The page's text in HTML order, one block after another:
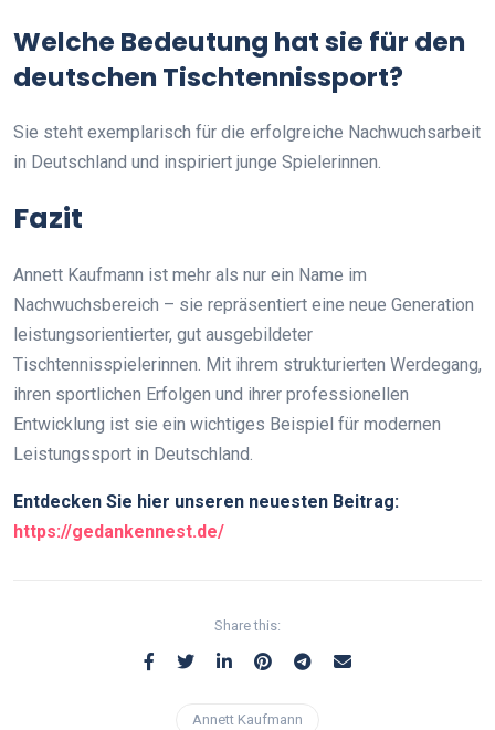
Welche Bedeutung hat sie für den
deutschen Tischtennissport?
Sie steht exemplarisch für die erfolgreiche Nachwuchsarbeit
in Deutschland und inspiriert junge Spielerinnen.
Fazit
Annett Kaufmann ist mehr als nur ein Name im
Nachwuchsbereich – sie repräsentiert eine neue Generation
leistungsorientierter, gut ausgebildeter
Tischtennisspielerinnen. Mit ihrem strukturierten Werdegang,
ihren sportlichen Erfolgen und ihrer professionellen
Entwicklung ist sie ein wichtiges Beispiel für modernen
Leistungssport in Deutschland.
Entdecken Sie hier unseren neuesten Beitrag:
https://gedankennest.de/
Share this:
Annett Kaufmann